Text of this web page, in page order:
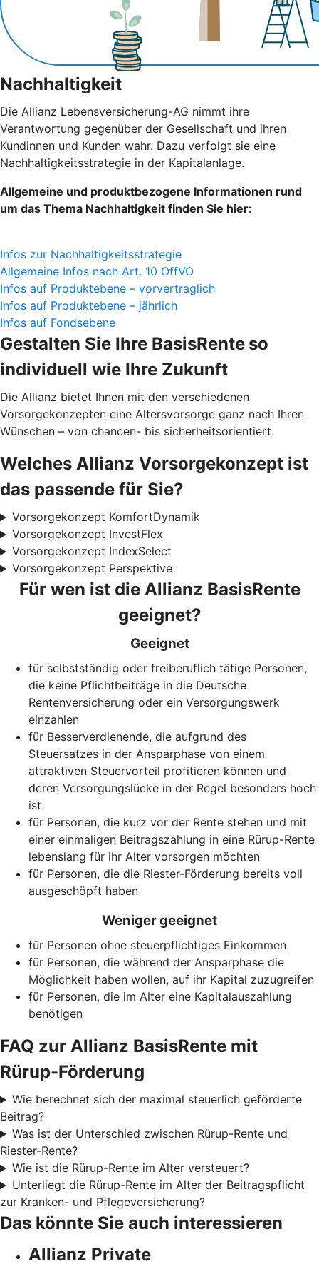
Nachhaltigkeit
Die Allianz Lebensversicherung-AG nimmt ihre
Verantwortung gegenüber der Gesellschaft und ihren
Kundinnen und Kunden wahr. Dazu verfolgt sie eine
Nachhaltigkeitsstrategie in der Kapitalanlage.
Allgemeine und produktbezogene Informationen rund
um das Thema Nachhaltigkeit finden Sie hier:
Infos zur Nachhaltigkeitsstrategie
Allgemeine Infos nach Art. 10 OffVO
Infos auf Produktebene – vorvertraglich
Infos auf Produktebene – jährlich
Infos auf Fondsebene
Gestalten Sie Ihre BasisRente so
individuell wie Ihre Zukunft
Die Allianz bietet Ihnen mit den verschiedenen
Vorsorgekonzepten eine Altersvorsorge ganz nach Ihren
Wünschen – von chancen- bis sicherheitsorientiert.
Welches Allianz Vorsorgekonzept ist
das passende für Sie?
Vorsorgekonzept KomfortDynamik
Vorsorgekonzept InvestFlex
Vorsorgekonzept IndexSelect
Vorsorgekonzept Perspektive
Für wen ist die Allianz BasisRente
geeignet?
Geeignet
für selbstständig oder freiberuflich tätige Personen,
die keine Pflichtbeiträge in die Deutsche
Rentenversicherung oder ein Versorgungswerk
einzahlen
für Besserverdienende, die aufgrund des
Steuersatzes in der Ansparphase von einem
attraktiven Steuervorteil profitieren können und
deren Versorgungslücke in der Regel besonders hoch
ist
für Personen, die kurz vor der Rente stehen und mit
einer einmaligen Beitragszahlung in eine Rürup-Rente
lebenslang für ihr Alter vorsorgen möchten
für Personen, die die Riester-Förderung bereits voll
ausgeschöpft haben
Weniger geeignet
für Personen ohne steuerpflichtiges Einkommen
für Personen, die während der Ansparphase die
Möglichkeit haben wollen, auf ihr Kapital zuzugreifen
für Personen, die im Alter eine Kapitalauszahlung
benötigen
FAQ zur Allianz BasisRente mit
Rürup-Förderung
Wie berechnet sich der maximal steuerlich geförderte
Beitrag?
Was ist der Unterschied zwischen Rürup-Rente und
Riester-Rente?
Wie ist die Rürup-Rente im Alter versteuert?
Unterliegt die Rürup-Rente im Alter der Beitragspflicht
zur Kranken- und Pflegeversicherung?
Das könnte Sie auch interessieren
Allianz Private